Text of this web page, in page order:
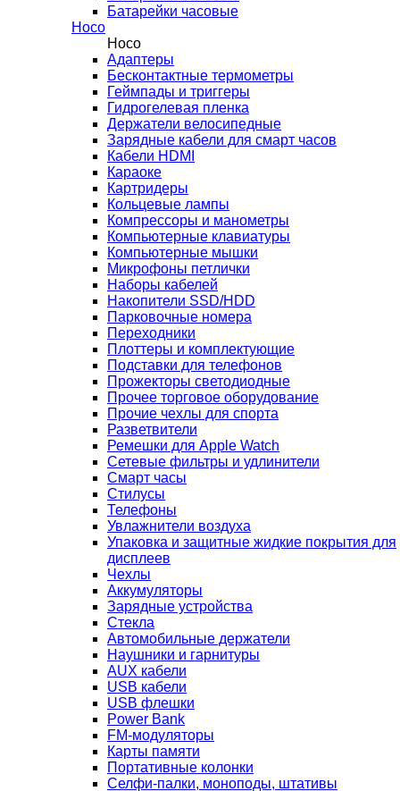
Батарейки часовые
Hoco
Hoco
Адаптеры
Бесконтактные термометры
Геймпады и триггеры
Гидрогелевая пленка
Держатели велосипедные
Зарядные кабели для смарт часов
Кабели HDMI
Караоке
Картридеры
Кольцевые лампы
Компрессоры и манометры
Компьютерные клавиатуры
Компьютерные мышки
Микрофоны петлички
Наборы кабелей
Накопители SSD/HDD
Парковочные номера
Переходники
Плоттеры и комплектующие
Подставки для телефонов
Прожекторы светодиодные
Прочее торговое оборудование
Прочие чехлы для спорта
Разветвители
Ремешки для Apple Watch
Сетевые фильтры и удлинители
Смарт часы
Стилусы
Телефоны
Увлажнители воздуха
Упаковка и защитные жидкие покрытия для
дисплеев
Чехлы
Аккумуляторы
Зарядные устройства
Стекла
Автомобильные держатели
Наушники и гарнитуры
AUX кабели
USB кабели
USB флешки
Power Bank
FM-модуляторы
Карты памяти
Портативные колонки
Селфи-палки, моноподы, штативы